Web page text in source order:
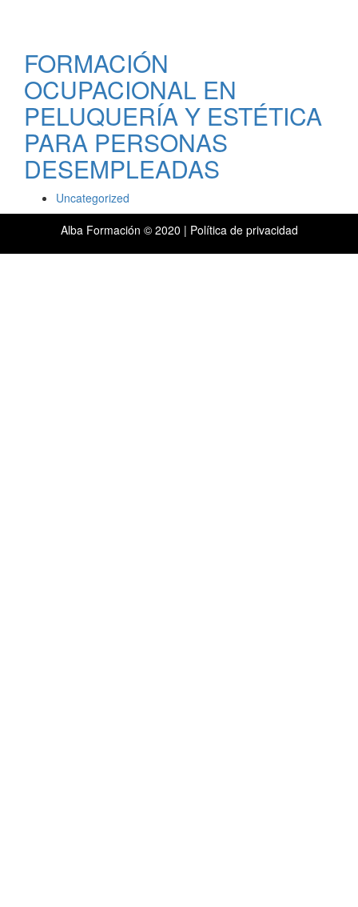
FORMACIÓN
OCUPACIONAL EN
PELUQUERÍA Y ESTÉTICA
PARA PERSONAS
DESEMPLEADAS
Uncategorized
Alba Formación © 2020 | Política de privacidad